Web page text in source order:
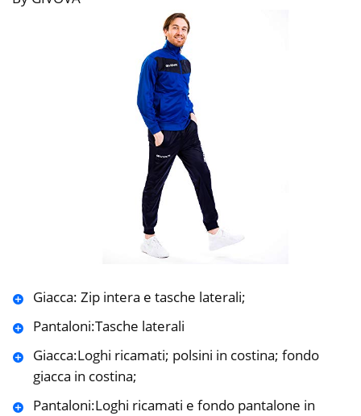
Giacca: Zip intera e tasche laterali;
Pantaloni:Tasche laterali
Giacca:Loghi ricamati; polsini in costina; fondo
giacca in costina;
Pantaloni:Loghi ricamati e fondo pantalone in